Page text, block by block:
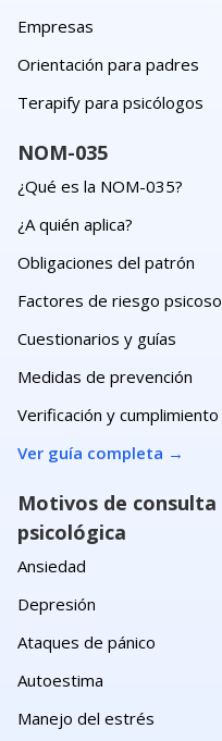
Empresas
Orientación para padres
Terapify para psicólogos
NOM-035
¿Qué es la NOM-035?
¿A quién aplica?
Obligaciones del patrón
Factores de riesgo
Cuestionarios y guías
Medidas de prevención
Verificación y cumplimiento
Ver guía completa →
Motivos de consulta
psicológica
Ansiedad
Depresión
Ataques de pánico
Autoestima
Manejo del estrés